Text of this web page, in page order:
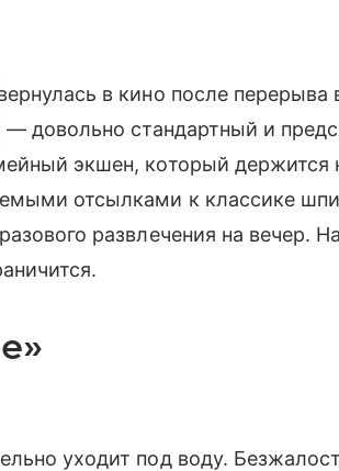
в кино после
— довольно стандартный и
экшен, который держится
отсылками к классике
развлечения на вечер.
уходит под воду.